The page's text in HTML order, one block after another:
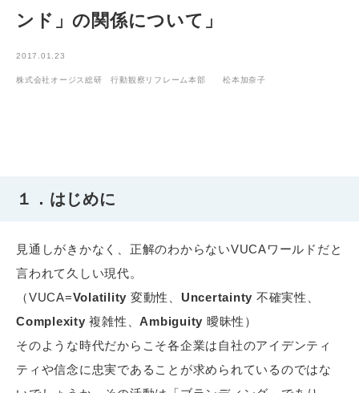
ンド」の関係について」
2017.01.23
株式会社オージス総研 行動観察リフレーム本部 松本加奈子
１．はじめに
見通しがきかなく、正解のわからないVUCAワールドだと
言われて久しい現代。
（VUCA=Volatility 変動性、 Uncertainty 不確実性、
Complexity 複雑性、Ambiguity 曖昧性）
そのような時代だからこそ各企業は自社のアイデンティ
ティや信念に忠実であることが求められているのではな